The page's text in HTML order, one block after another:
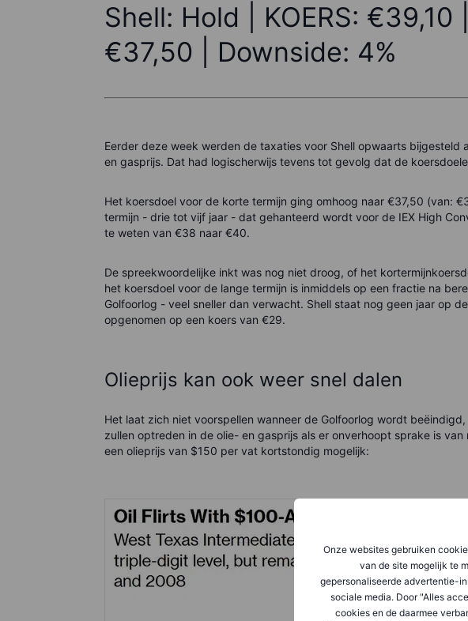
Onze websites gebruiken
van de site mogelijk te
gepersonaliseerde advertentie-
sociale media. Door "Alles
cookies en de daarmee
Shell: Hold | KOERS: €39,10
€37,50
| Downside: 4%
Eerder deze week werden de taxaties voor Shell opwaarts bijgesteld
en gasprijs. Dat had logischerwijs tevens tot gevolg dat de
Het koersdoel voor de korte termijn ging omhoog naar €37,50 (van:
termijn - drie tot vijf jaar - dat gehanteerd wordt voor de IEX High
te weten van €38 naar €40.
De spreekwoordelijke inkt was nog niet droog, of het
het koersdoel voor de lange termijn is inmiddels op een fractie na
Golfoorlog - veel sneller dan verwacht. Shell staat nog geen jaar op
opgenomen op een koers van €29.
Olieprijs kan ook weer snel dalen
Het laat zich niet voorspellen wanneer de Golfoorlog wordt
zullen optreden in de olie- en gasprijs als er onverhoopt sprake is
een olieprijs van $150 per vat kortstondig mogelijk: